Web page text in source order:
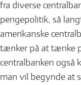
fra diverse
pengepolitik, så
amerikanske
tænker på at tænke
centralbanken også
man vil begynde at